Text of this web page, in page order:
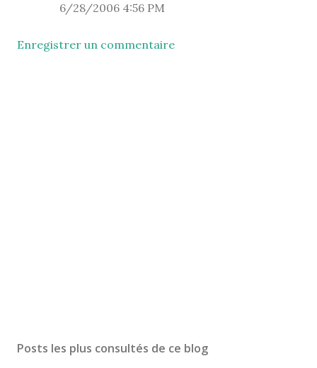
6/28/2006 4:56 PM
Enregistrer un commentaire
Posts les plus consultés de ce blog